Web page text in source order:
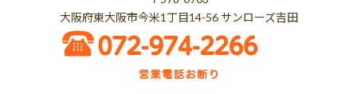
大阪府東大阪市今米1丁目14-56 サンローズ吉田